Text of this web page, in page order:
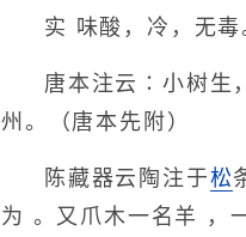
实 味酸，冷，无
唐本注云∶小树生
州。（唐本先附）
陈藏器云陶注于松
为 。又爪木一名羊 ，